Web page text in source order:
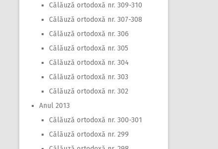
Călăuză ortodoxă nr. 309-310
Călăuză ortodoxă nr. 307-308
Călăuză ortodoxă nr. 306
Călăuză ortodoxă nr. 305
Călăuză ortodoxă nr. 304
Călăuză ortodoxă nr. 303
Călăuză ortodoxă nr. 302
Anul 2013
Călăuză ortodoxă nr. 300-301
Călăuză ortodoxă nr. 299